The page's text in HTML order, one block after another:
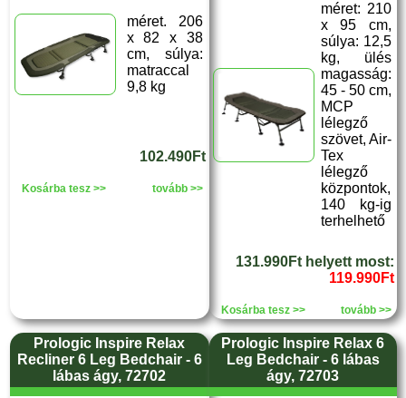
méret. 206
x 82 x 38
cm, súlya:
matraccal
9,8 kg
102.490Ft
Kosárba tesz >> tovább >>
méret: 210
x 95 cm,
súlya: 12,5
kg, ülés
magasság:
45 - 50 cm,
MCP
lélegző
szövet, Air-
Tex
lélegző
központok,
140 kg-ig
terhelhető
131.990Ft helyett most:
119.990Ft
Kosárba tesz >> tovább >>
Prologic Inspire Relax
Recliner 6 Leg Bedchair - 6
lábas ágy, 72702
Prologic Inspire Relax 6
Leg Bedchair - 6 lábas
ágy, 72703